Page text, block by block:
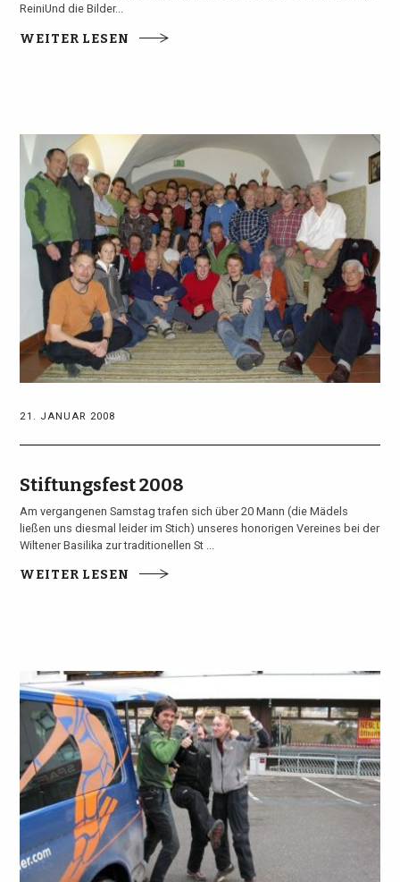
ReiniUnd die Bilder...
WEITER LESEN
21. JANUAR 2008
Stiftungsfest 2008
Am vergangenen Samstag trafen sich über 20 Mann (die Mädels
ließen uns diesmal leider im Stich) unseres honorigen Vereines bei der
Wiltener Basilika zur traditionellen St ...
WEITER LESEN